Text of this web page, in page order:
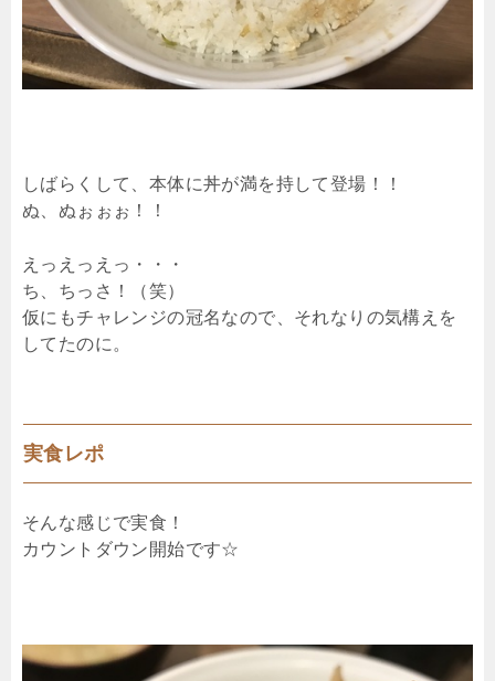
しばらくして、本体に丼が満を持して登場！！
ぬ、ぬぉぉぉ！！
えっえっえっ・・・
ち、ちっさ！（笑）
仮にもチャレンジの冠名なので、それなりの気構えを
してたのに。
実食レポ
そんな感じで実食！
カウントダウン開始です☆